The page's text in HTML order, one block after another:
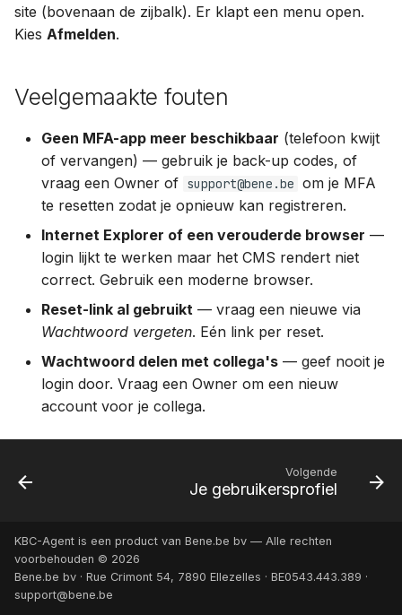
site (bovenaan de zijbalk). Er klapt een menu open.
Kies Afmelden.
Veelgemaakte fouten
Geen MFA-app meer beschikbaar (telefoon kwijt
of vervangen) — gebruik je back-up codes, of
vraag een Owner of support@bene.be om je MFA
te resetten zodat je opnieuw kan registreren.
Internet Explorer of een verouderde browser —
login lijkt te werken maar het CMS rendert niet
correct. Gebruik een moderne browser.
Reset-link al gebruikt — vraag een nieuwe via
Wachtwoord vergeten. Eén link per reset.
Wachtwoord delen met collega's — geef nooit je
login door. Vraag een Owner om een nieuw
account voor je collega.
Volgende
Je gebruikersprofiel
KBC-Agent is een product van Bene.be bv — Alle rechten
voorbehouden © 2026
Bene.be bv · Rue Crimont 54, 7890 Ellezelles · BE0543.443.389 ·
support@bene.be